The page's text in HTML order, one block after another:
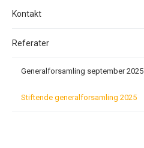
Kontakt
Referater
Generalforsamling september 2025
Stiftende generalforsamling 2025